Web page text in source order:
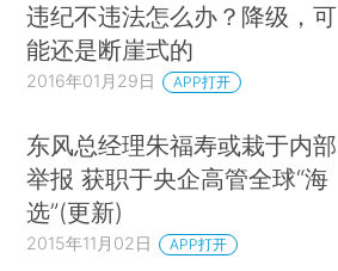
违纪不违法怎么办？降级，可
能还是断崖式的
2016年01月29日 APP打开
东风总经理朱福寿或栽于内部
举报 获职于央企高管全球“海
选”(更新)
2015年11月02日 APP打开